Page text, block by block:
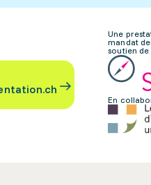
Une
mandat
soutien de
En